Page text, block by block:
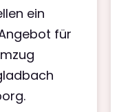
ein
für